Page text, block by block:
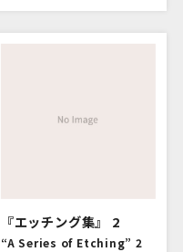
『エッチング集』 2
“A Series of Etching” 2